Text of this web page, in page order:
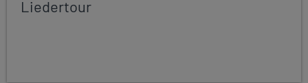
Liedertour